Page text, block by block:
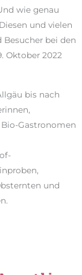
wie genau
und vielen
Besucher bei den
Oktober 2022
bis nach
Gastronomen
und